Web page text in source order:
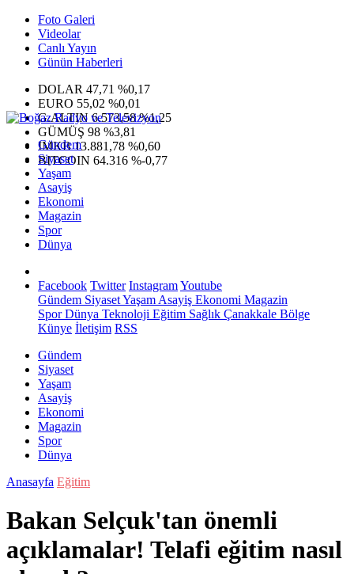
Foto Galeri
Videolar
Canlı Yayın
Günün Haberleri
DOLAR 47,71 %0,17
EURO 55,02 %0,01
G.ALTIN6.573,58 %1,25
GÜMÜŞ 98 %3,81
IMKB13.881,78 %0,60
BITCOIN 64.316 %-0,77
Gündem
Siyaset
Yaşam
Asayiş
Ekonomi
Magazin
Spor
Dünya
Facebook Twitter InstagramYoutube
Gündem SiyasetYaşam Asayiş Ekonomi Magazin
SporDünya Teknoloji Eğitim Sağlık Çanakkale Bölge
Künye İletişim RSS
Gündem
Siyaset
Yaşam
Asayiş
Ekonomi
Magazin
Spor
Dünya
Anasayfa Eğitim
Bakan Selçuk'tan önemli
açıklamalar! Telafi eğitim nasıl